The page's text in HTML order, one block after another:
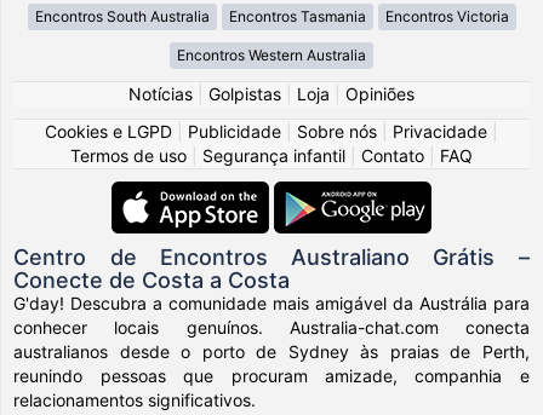
Encontros South Australia Encontros Tasmania Encontros Victoria
Encontros Western Australia
Notícias Golpistas Loja
Opiniões
Cookies e LGPD
Publicidade Sobre nós Privacidade
Termos de uso
Segurança infantil Contato FAQ
Centro de Encontros Australiano Grátis –
Conecte de Costa a Costa
G'day! Descubra a comunidade mais amigável da Austrália para
conhecer locais genuínos. Australia-chat.com conecta
australianos desde o porto de Sydney às praias de Perth,
reunindo pessoas que procuram amizade, companhia e
relacionamentos significativos.